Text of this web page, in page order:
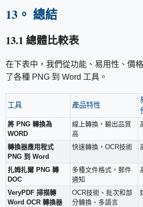
13。 總結
13.1 總體比較表
在下表中，我們從功能、易用性、價
了各種 PNG 到 Word 工具。
工具 產品特性
將 PNG 轉換為
WORD
線上轉換，輸出品質
高
轉換器應用程式
PNG 到 Word
快速轉換，OCR技術
扎姆扎爾 PNG 轉
DOC
多種文件格式，郵件
通知
VeryPDF 掃描轉
Word OCR 轉換器
OCR技術、批次和部
分轉換、多語言